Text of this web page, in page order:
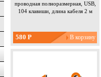
проводная полноразмерная, USB,
104 клавиши, длина кабеля 2 м
580 Р